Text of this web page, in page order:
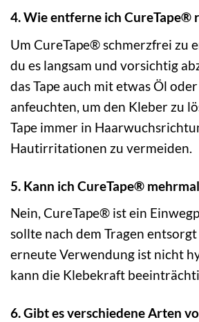
4. Wie entferne ich CureTape®
Um CureTape® schmerzfrei zu
du es langsam und vorsichtig
das Tape auch mit etwas Öl
anfeuchten, um den Kleber zu
Tape immer in
Hautirritationen zu vermeiden.
5. Kann ich CureTape®
Nein, CureTape® ist ein
sollte nach dem Tragen
erneute Verwendung ist nicht
kann die Klebekraft
6. Gibt es verschiedene Arten